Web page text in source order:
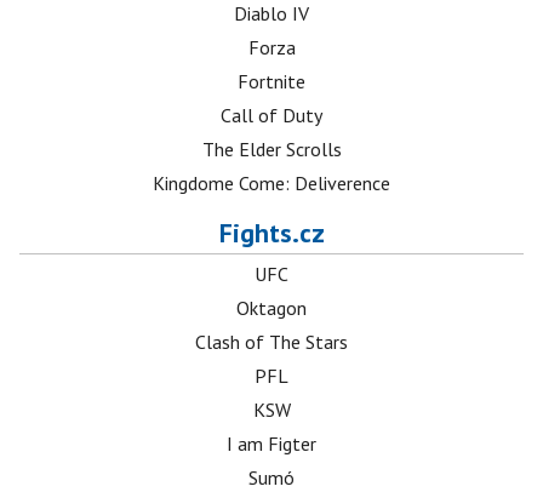
Diablo IV
Forza
Fortnite
Call of Duty
The Elder Scrolls
Kingdome Come: Deliverence
Fights.cz
UFC
Oktagon
Clash of The Stars
PFL
KSW
I am Figter
Sumó